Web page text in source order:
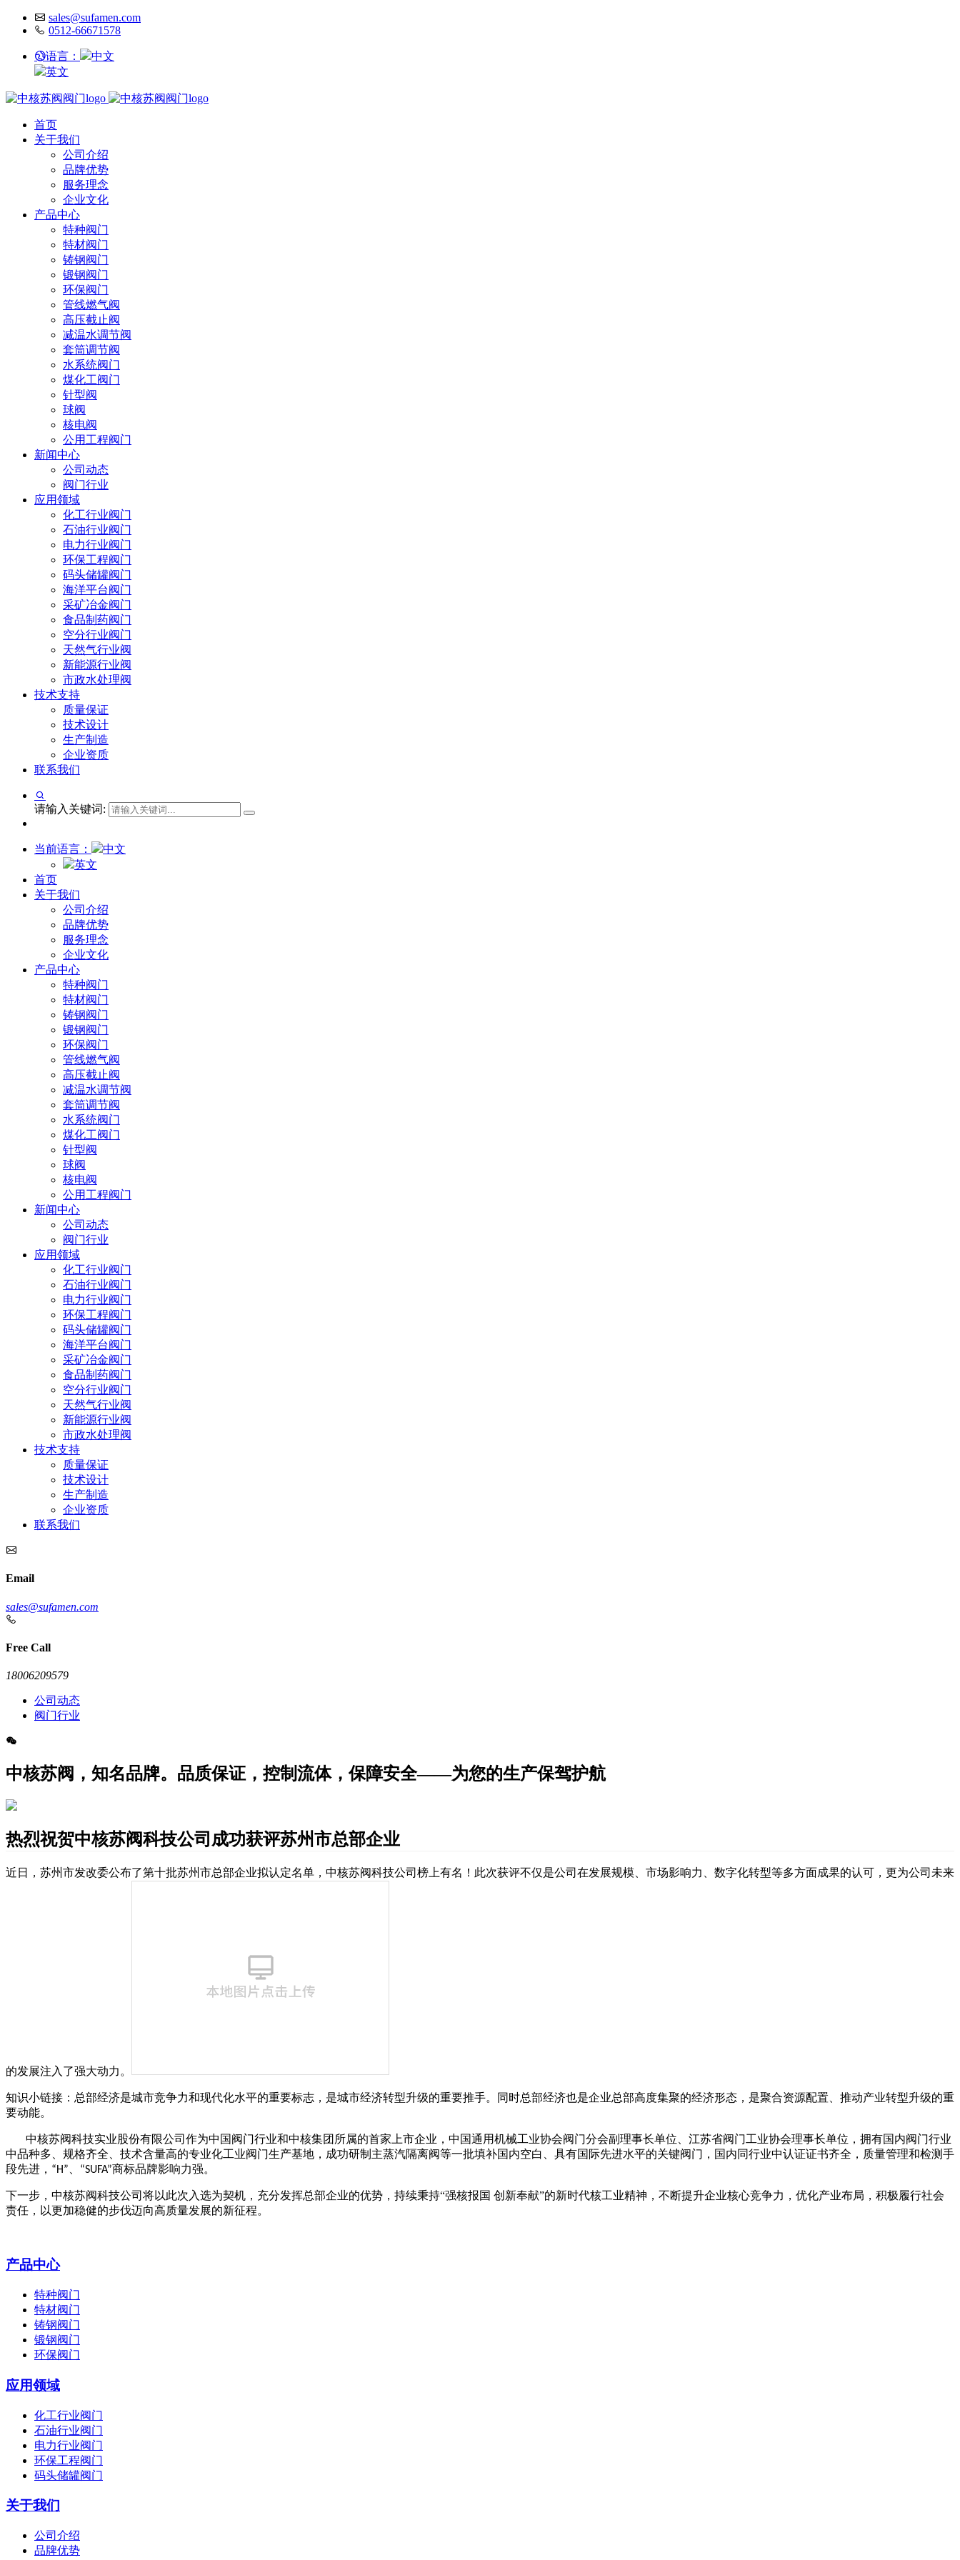
sales@sufamen.com
0512-66671578
语言：
中文
英文
首页
关于我们
公司介绍
品牌优势
服务理念
企业文化
产品中心
特种阀门
特材阀门
铸钢阀门
锻钢阀门
环保阀门
管线燃气阀
高压截止阀
减温水调节阀
套筒调节阀
水系统阀门
煤化工阀门
针型阀
球阀
核电阀
公用工程阀门
新闻中心
公司动态
阀门行业
应用领域
化工行业阀门
石油行业阀门
电力行业阀门
环保工程阀门
码头储罐阀门
海洋平台阀门
采矿冶金阀门
食品制药阀门
空分行业阀门
天然气行业阀
新能源行业阀
市政水处理阀
技术支持
质量保证
技术设计
生产制造
企业资质
联系我们
请输入关键词:
当前语言：
中文
英文
首页
关于我们
公司介绍
品牌优势
服务理念
企业文化
产品中心
特种阀门
特材阀门
铸钢阀门
锻钢阀门
环保阀门
管线燃气阀
高压截止阀
减温水调节阀
套筒调节阀
水系统阀门
煤化工阀门
针型阀
球阀
核电阀
公用工程阀门
新闻中心
公司动态
阀门行业
应用领域
化工行业阀门
石油行业阀门
电力行业阀门
环保工程阀门
码头储罐阀门
海洋平台阀门
采矿冶金阀门
食品制药阀门
空分行业阀门
天然气行业阀
新能源行业阀
市政水处理阀
技术支持
质量保证
技术设计
生产制造
企业资质
联系我们
Email
sales@sufamen.com
Free Call
18006209579
公司动态
阀门行业
中核苏阀，知名品牌。品质保证，控制流体，保障安全——为您的生产保驾护航
热烈祝贺中核苏阀科技公司成功获评苏州市总部企业
近日，苏州市发改委公布了第十批苏州市总部企业拟认定名单，中核苏阀科技公司 榜上有名！此次获评不仅是公司在发展规模、市场影响力、数字化转型等多方面成果的认可，更为公司未来
的发展注入了强大动力。
知识小链接：总部经济是城市竞争力和现代化水平的重要标志，是城市经济转型升级的重要推手。同时总部经济也是企业总部高度集聚的经济形态，是聚合资源配置、推动产业转型升级的重
要动能。
中核苏阀科技实业股份有限公司作为中国阀门行业和中核集团所属的首家上市企业，中国通用机械工业协会阀门分会副理事长单位、江苏省阀门工业协会理事长单位，拥有国内阀门行业
中品种多、规格齐全、技术含量高的专业化工业阀门生产基地，成功研制主蒸汽隔离阀等一批填补国内空白、具有国际先进水平的关键阀门，国内同行业中认证证书齐全，质量管理和检测手
段先进， “H” “SUFA”商标品牌影响力强。
下一步，中核苏阀科技公司 将以此次入选为契机，充分发挥总部企业的优势，持续秉持“强核报国 创新奉献”的新时代核工业精神，不断提升企业核心竞争力，优化产业布局，积极履行社会
责任，以更加稳健的步伐迈向高质量发展的新征程。
产品中心
特种阀门
特材阀门
铸钢阀门
锻钢阀门
环保阀门
应用领域
化工行业阀门
石油行业阀门
电力行业阀门
环保工程阀门
码头储罐阀门
关于我们
公司介绍
品牌优势